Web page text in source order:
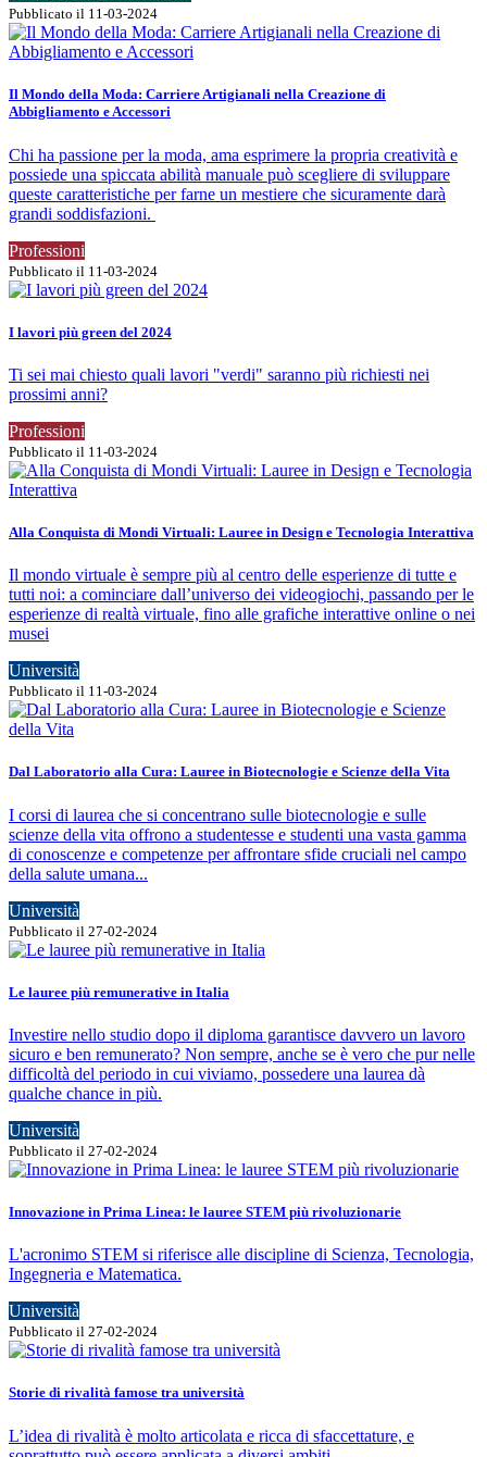
Pubblicato il 11-03-2024
Il Mondo della Moda: Carriere Artigianali nella Creazione di
Abbigliamento e Accessori
Chi ha passione per la moda, ama esprimere la propria creatività e
possiede una spiccata abilità manuale può scegliere di sviluppare
queste caratteristiche per farne un mestiere che sicuramente darà
grandi soddisfazioni.
Professioni
Pubblicato il 11-03-2024
I lavori più green del 2024
Ti sei mai chiesto quali lavori "verdi" saranno più richiesti nei
prossimi anni?
Professioni
Pubblicato il 11-03-2024
Alla Conquista di Mondi Virtuali: Lauree in Design e Tecnologia Interattiva
Il mondo virtuale è sempre più al centro delle esperienze di tutte e
tutti noi: a cominciare dall’universo dei videogiochi, passando per le
esperienze di realtà virtuale, fino alle grafiche interattive online o nei
musei
Università
Pubblicato il 11-03-2024
Dal Laboratorio alla Cura: Lauree in Biotecnologie e Scienze della Vita
I corsi di laurea che si concentrano sulle biotecnologie e sulle
scienze della vita offrono a studentesse e studenti una vasta gamma
di conoscenze e competenze per affrontare sfide cruciali nel campo
della salute umana...
Università
Pubblicato il 27-02-2024
Le lauree più remunerative in Italia
Investire nello studio dopo il diploma garantisce davvero un lavoro
sicuro e ben remunerato? Non sempre, anche se è vero che pur nelle
difficoltà del periodo in cui viviamo, possedere una laurea dà
qualche chance in più.
Università
Pubblicato il 27-02-2024
Innovazione in Prima Linea: le lauree STEM più rivoluzionarie
L'acronimo STEM si riferisce alle discipline di Scienza, Tecnologia,
Ingegneria e Matematica.
Università
Pubblicato il 27-02-2024
Storie di rivalità famose tra università
L’idea di rivalità è molto articolata e ricca di sfaccettature, e